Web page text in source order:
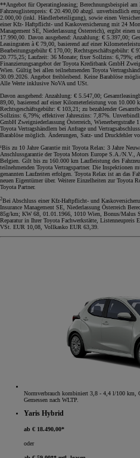
**Angebot für Operatingleasing; Berechnungsbeispiel
Fahrzeuglistenpreis: € 20.490,00 abzgl. unverbindlich
2.000,00 (inkl. Händlerbeteiligung), sowie einen
einer Kfz- Haftpflicht- und Kaskoversicherung mit 24
Management SE, Niederlassung Österreich), ergibt
17.990,00. Davon ausgehend: Anzahlung: € 5.397,00;
Leasingraten à € 79,00, basierend auf einer
Bearbeitungsgebühr € 170,00; Rechtsgeschäftsgebühr: €
20.775,25; Laufzeit: 36 Monate; fixer Sollzins: 6,79%;
Finanzierungsangebot der Toyota Kreditbank GmbH
Wien. Gültig bei allen teilnehmenden Toyota
30.09.2026. Angebot freibleibend. Keine Barablöse
Alle Werte inklusive NoVA und USt.
Davon ausgehend: Anzahlung: € 5.547,00;
89,00, basierend auf einer Kilometerleistung von 10.000
Rechtsgeschäftsgebühr: € 103,21; zu bezahlender
Sollzins: 6,79%; effektiver Jahreszins: 7,87%.
GmbH Zweigniederlassung Österreich,
Toyota Vertragshändlern bei Anfrage und
Barablöse möglich. Änderungen, Satz- und Druckfehler
¹Bis zu 10 Jahre Garantie mit Toyota Relax: 3 Jahre
Anschlussgarantie der Toyota Motors Europe S.A./N.V.,
Belgien. Gilt bis zu 160.000 km Laufleistung des
teilnehmenden Toyota Vertragspartner. Die Inspektionen
genannten Laufzeiten erfolgen. Toyota Relax ist an das
neuen Eigentümer über. Weitere Einzelheiten zur Toyota
Toyota Partner.
2Bei Abschluss einer Kfz-Haftpflicht- und
Insurance Management SE, Niederlassung Österreich
85g/km; KW 68, 01.01.1966, 1010 Wien, Bonus/Malus
Reparatur in Ihrer Toyota Fachwerkstätte,
VSt. EUR 10,08, Vollkasko EUR 63,39.
Normverbrauch kombiniert 3,8 - 4,4 l/100 km,
Gemessen nach WLTP.
Yaris Hybrid
ab € 18.490,00*
oder